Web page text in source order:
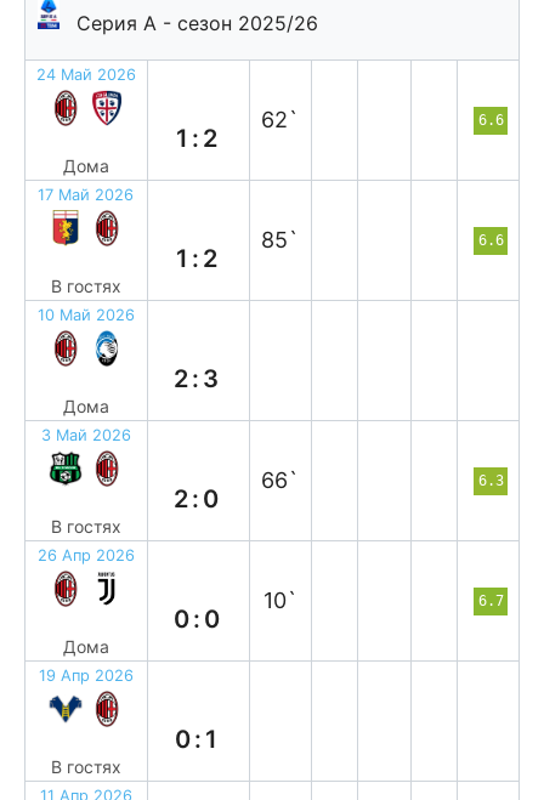
Серия А - сезон 2025/26
24 Май 2026
Дома
1:2
62` 6.6
17 Май 2026
В гостях
1:2
85` 6.6
10 Май 2026
Дома
2:3
3 Май 2026
В гостях
2:0
66` 6.3
26 Апр 2026
Дома
0:0
10` 6.7
19 Апр 2026
В гостях
0:1
11 Апр 2026